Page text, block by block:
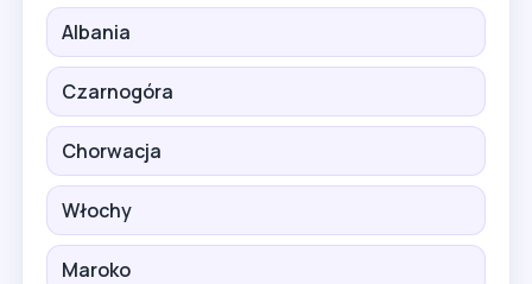
Albania
Czarnogóra
Chorwacja
Włochy
Maroko